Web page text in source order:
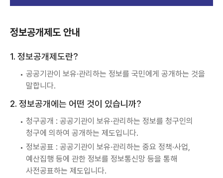
정보공개제도 안내
1. 정보공개제도란?
공공기관이 보유·관리하는 정보를 국민에게 공개하는 것을
말합니다.
2. 정보공개에는 어떤 것이 있습니까?
청구공개 : 공공기관이 보유·관리하는 정보를 청구인의
청구에 의하여 공개하는 제도입니다.
정보공표 : 공공기관이 보유·관리하는 중요 정책·사업,
예산집행 등에 관한 정보를 정보통신망 등을 통해
사전공표하는 제도입니다.